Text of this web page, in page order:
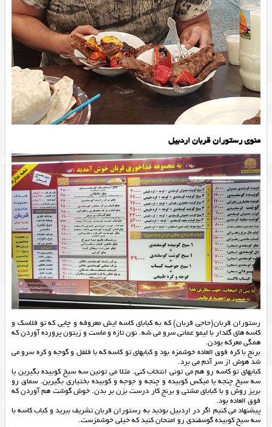
منوی رستوران قربان اردبیل
رستوران قربان(حاجی قربان) كه به كبابای كاسه ایش معروفه و چایی كه تو فلاسك و
كاسه های گلدار با لیمو عمانی سرو می شه. نون تازه و ماست و زیتون پرورده آوردن كه
همگی معركه بودن.
برنج با كره فوق العاده خوشمزه بود و كبابهای تو كاسه كه با فلفل و گوجه و كره سرو می
شد هوش از سر آدم می برد.
كبابهای تو كاسه رو هم می تونی انتخاب كنی. مثلا می تونین سه سیخ كوبیده بگیرین یا
سه سیخ چنجه یا میكس كوبیده و چنجه و جوجه و كوبیده بختیاری بگیرین. سماق رو
بریز روش و با كبابای مشتی و برنج كار درست بزن بر بدن. خوش گوشت هم آوردن كه
فوق العاده بود.
پیشنهاد می کنیم اگر در اردبیل بودید به رستوران قربان تشریف ببرید و کباب کاسه با
سه سیخ کوبیده گوسفندی رو امتحان کنید که خیلی خوشمزست.